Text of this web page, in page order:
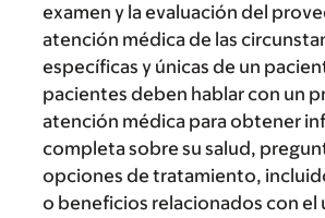
examen y la evaluación del
atención médica de las
específicas y únicas de un
pacientes deben hablar con un
atención médica para obtener
completa sobre su salud,
opciones de tratamiento,
o beneficios relacionados con el